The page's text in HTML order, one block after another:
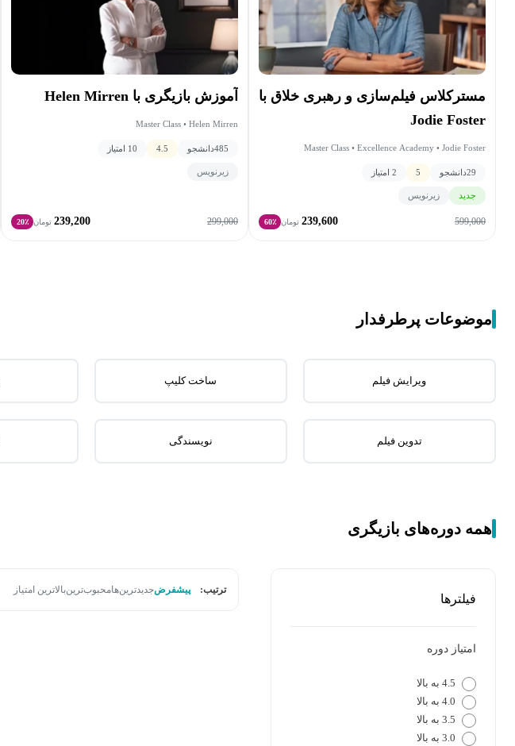
مسترکلاس فیلم‌سازی و رهبری خلاق با
Jodie Foster
Master Class • Excellence Academy • Jodie Foster
29دانشجو 5 2 امتیاز
جدید زیرنویس
599,000
239,600 تومان 60٪
آموزش بازیگری با Helen Mirren
Master Class • Helen Mirren
485دانشجو 4.5 10 امتیاز
زیرنویس
299,000
239,200 تومان 20٪
موضوعات پرطرفدار
ویرایش فیلم ساخت کلیپ
تدوین فیلم نویسندگی
همه دوره‌های بازیگری
فیلترها
امتیاز دوره
4.5 به بالا
4.0 به بالا
3.5 به بالا
3.0 به بالا
ترتیب: پیشفرضجدیدترین‌هامحبوب‌ترینبالاترین امتیاز